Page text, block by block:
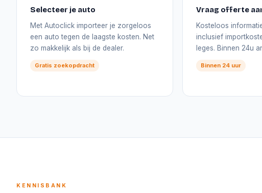
Selecteer je auto
Met Autoclick importeer je zorgeloos
een auto tegen de laagste kosten. Net
zo makkelijk als bij de dealer.
Gratis zoekopdracht
Vraag offerte
Kosteloos
inclusief
leges. Binnen 24u
Binnen 24 uur
KENNISBANK